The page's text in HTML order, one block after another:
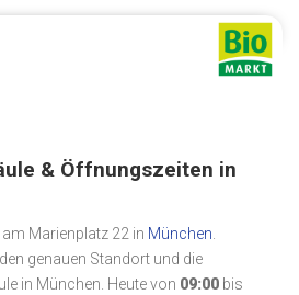
& Öffnungszeiten in
Marienplatz 22 in München.
genauen Standort und die
in München. Heute von 09:00 bis